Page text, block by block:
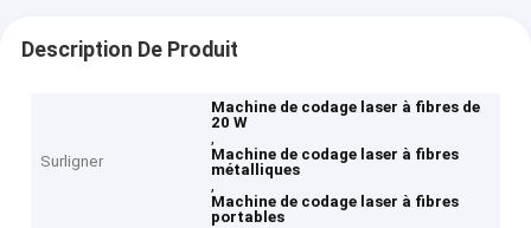
Description De Produit
Surligner
Machine de codage laser à fibres de
20 W
,
Machine de codage laser à fibres
métalliques
,
Machine de codage laser à fibres
portables